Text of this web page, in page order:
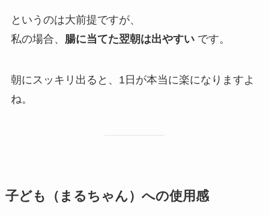
というのは大前提ですが、
私の場合、 腸に当てた翌朝は出やすいです。
朝にスッキリ出ると、1日が本当に楽になりますよ
ね。
子ども（まるちゃん）への使用感